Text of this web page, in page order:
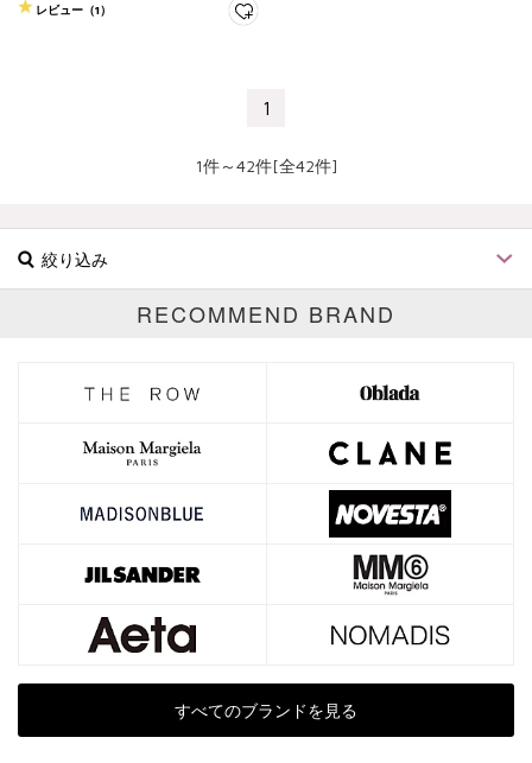
レビュー（1）
1
1件～42件[全42件]
絞り込み
円～
RECOMMEND BRAND
すべてのブランドを見る